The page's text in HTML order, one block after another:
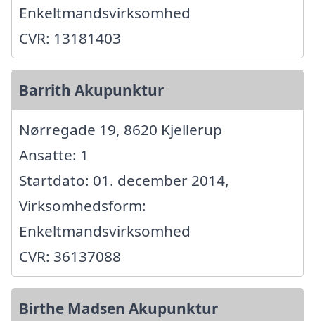
Enkeltmandsvirksomhed
CVR: 13181403
Barrith Akupunktur
Nørregade 19, 8620 Kjellerup
Ansatte: 1
Startdato: 01. december 2014,
Virksomhedsform:
Enkeltmandsvirksomhed
CVR: 36137088
Birthe Madsen Akupunktur